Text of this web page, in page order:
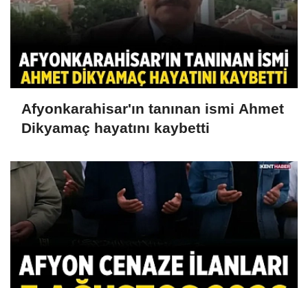
Afyonkarahisar'ın tanınan ismi Ahmet
Dikyamaç hayatını kaybetti